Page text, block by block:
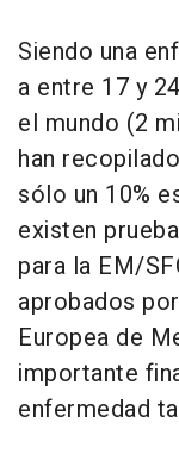
Siendo una
a entre 17 y
el mundo (2
han
sólo un 10%
existen
para la EM/
aprobados
Europea de
importante
enfermedad